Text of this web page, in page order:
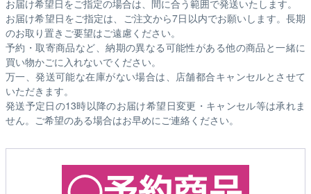
お届け希望日をご指定の場合は、間に合う範囲で発送いたします。
お届け希望日をご指定は、ご注文から7日以内でお願いします。長期
のお取り置きご要望はご遠慮ください。
予約・取寄商品など、納期の異なる可能性がある他の商品と一緒に
買い物かごに入れないでください。
万一、発送可能な在庫がない場合は、店舗都合キャンセルとさせて
いただきます。
発送予定日の13時以降のお届け希望日変更・キャンセル等は承れま
せん。ご希望のある場合はお早めにご連絡ください。